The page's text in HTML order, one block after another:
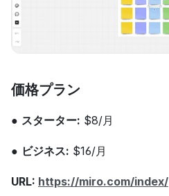
価格プラン
● スターター: $8/月
● ビジネス: $16/月
URL: https://miro.com/index/